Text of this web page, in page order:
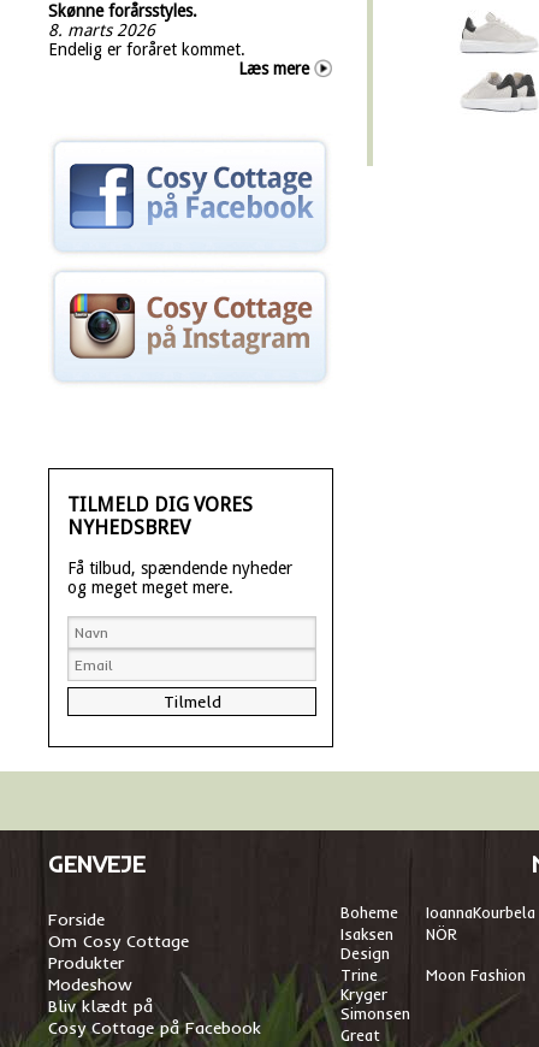
Skønne forårsstyles.
8. marts 2026
Endelig er foråret kommet.
Læs mere
TILMELD DIG VORES
NYHEDSBREV
Få tilbud, spændende nyheder
og meget meget mere.
GENVEJE
Forside
Om Cosy Cottage
Produkter
Modeshow
Bliv klædt på
Cosy Cottage på Facebook
Boheme IoannaKourbela
Isaksen
Design
NÖR
Trine
Kryger
Simonsen
Moon Fashion
Great